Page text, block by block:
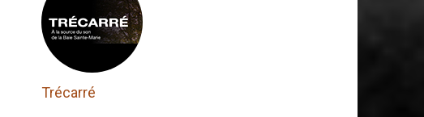
Trécarré